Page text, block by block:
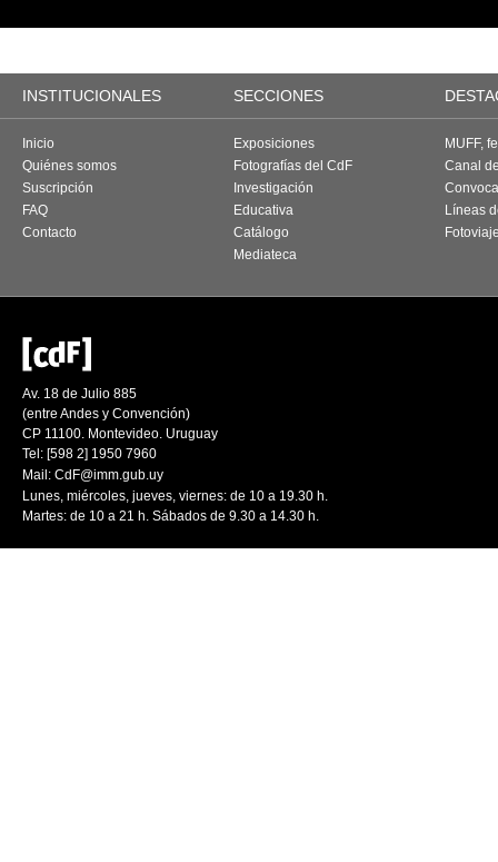
INSTITUCIONALES SECCIONES
Inicio
Quiénes somos
Suscripción
FAQ
Contacto
Exposiciones
Fotografías del CdF
Investigación
Educativa
Catálogo
Mediateca
MUFF,
Canal
Líneas
Av. 18 de Julio 885
(entre Andes y Convención)
CP 11100. Montevideo. Uruguay
Tel: [598 2] 1950 7960
Mail: CdF@imm.gub.uy
Lunes, miércoles, jueves, viernes: de 10 a 19.30 h.
Martes: de 10 a 21 h. Sábados de 9.30 a 14.30 h.